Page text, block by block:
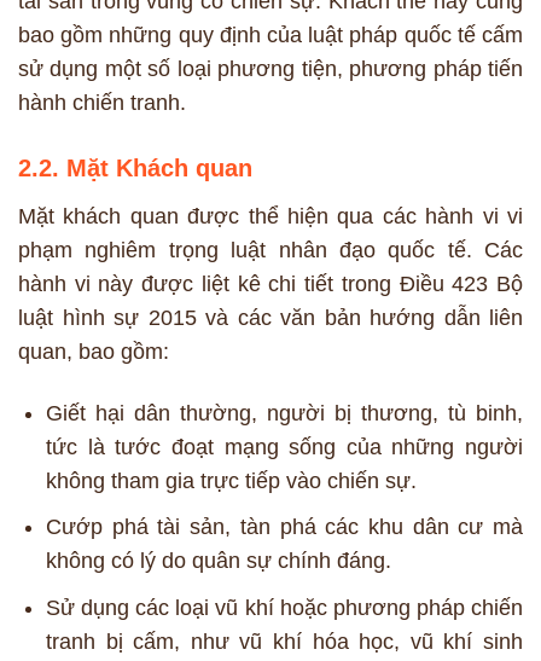
bao gồm những quy định của luật pháp quốc tế cấm
sử dụng một số loại phương tiện, phương pháp tiến
hành chiến tranh.
2.2. Mặt Khách quan
Mặt khách quan được thể hiện qua các hành vi vi
phạm nghiêm trọng luật nhân đạo quốc tế. Các
hành vi này được liệt kê chi tiết trong Điều 423 Bộ
luật hình sự 2015 và các văn bản hướng dẫn liên
quan, bao gồm:
Giết hại dân thường, người bị thương, tù binh,
tức là tước đoạt mạng sống của những người
không tham gia trực tiếp vào chiến sự.
Cướp phá tài sản, tàn phá các khu dân cư mà
không có lý do quân sự chính đáng.
Sử dụng các loại vũ khí hoặc phương pháp chiến
tranh bị cấm, như vũ khí hóa học, vũ khí sinh